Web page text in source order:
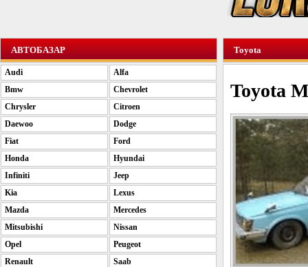
Toyota
Toyota
АВТОБАЗАР
Audi
Alfa
Bmw
Chevrolet
Chrysler
Citroen
Daewoo
Dodge
Fiat
Ford
Honda
Hyundai
Infiniti
Jeep
Kia
Lexus
Mazda
Mercedes
Mitsubishi
Nissan
Opel
Peugeot
Renault
Saab